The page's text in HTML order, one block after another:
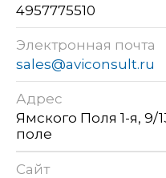
4957775510
Электронная почта
sales@aviconsult.ru
Адрес
Ямского Поля 1-я, 9/
поле
Сайт